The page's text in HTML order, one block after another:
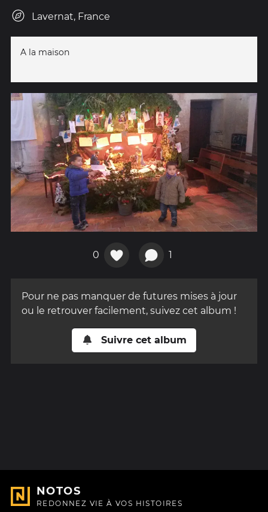
Lavernat, France
A la maison
0 1
Pour ne pas manquer de futures mises à jour
ou le retrouver facilement, suivez cet album !
Suivre cet album
NOTOS
REDONNEZ VIE À VOS HISTOIRES